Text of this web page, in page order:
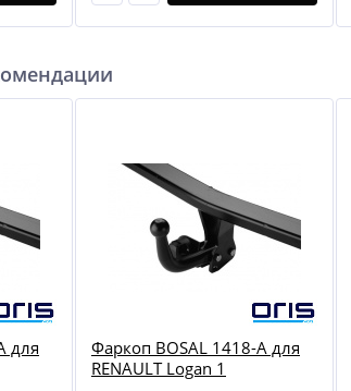
для
Фаркоп BOSAL 1418-A для
RENAULT Logan 1